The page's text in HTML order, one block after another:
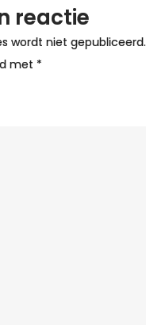
reactie
wordt niet gepubliceerd.
met *